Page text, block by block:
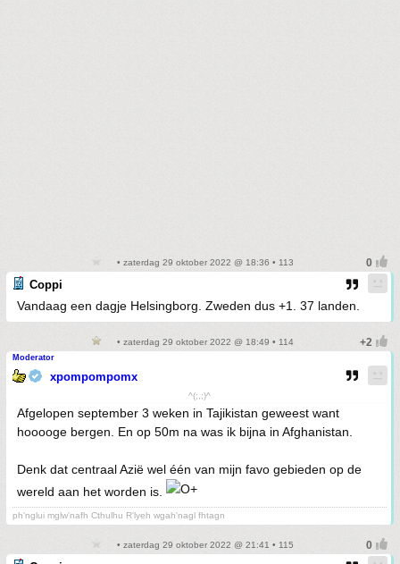
• zaterdag 29 oktober 2022 @ 18:36 • 113
Coppi
Vandaag een dagje Helsingborg. Zweden dus +1. 37 landen.
• zaterdag 29 oktober 2022 @ 18:49 • 114
Moderator
xpompompomx
^(;,;)^
Afgelopen september 3 weken in Tajikistan geweest want
hooooge bergen. En op 50m na was ik bijna in Afghanistan.
Denk dat centraal Azië wel één van mijn favo gebieden op de
wereld aan het worden is.
ph'nglui mglw'nafh Cthulhu R'lyeh wgah'nagl fhtagn
• zaterdag 29 oktober 2022 @ 21:41 • 115